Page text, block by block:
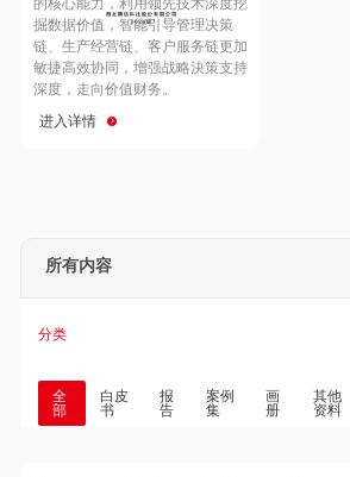
Hong Kong
掘数据价值，智能引导管理决策
链、生产经营链、客户服务链更加
敏捷高效协同，增强战略決策支持
深度，走向价值财务。
进入详情
所有内容
分类
全
部
白皮
书
报
告
案例
集
画
册
其他
资料